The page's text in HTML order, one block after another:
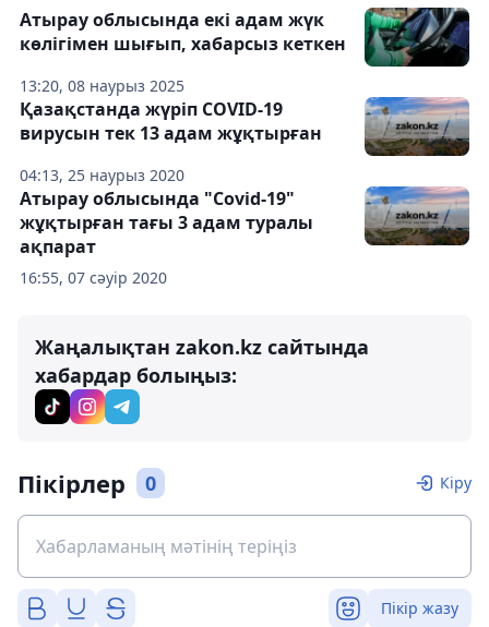
13:20, 08 наурыз 2025
Атырау облысында екі адам жүк
көлігімен шығып, хабарсыз кеткен
04:13, 25 наурыз 2020
Қазақстанда жүріп COVID-19
вирусын тек 13 адам жұқтырған
16:55, 07 сәуір 2020
Атырау облысында "Covid-19"
жұқтырған тағы 3 адам туралы
ақпарат
Жаңалықтан zakon.kz сайтында
хабардар болыңыз:
Пікірлер 0 Кіру
Пікір жазу